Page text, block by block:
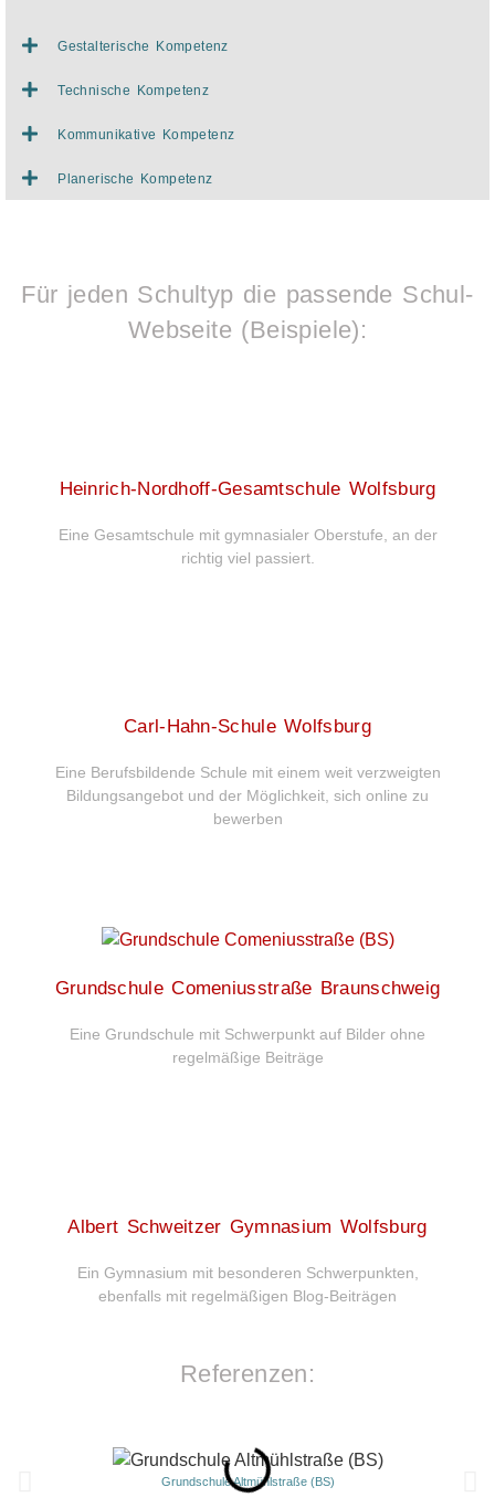
Gestalterische Kompetenz
Technische Kompetenz
Kommunikative Kompetenz
Planerische Kompetenz
Für jeden Schultyp die passende Schul-
Webseite (Beispiele):
Heinrich-Nordhoff-Gesamtschule Wolfsburg
Eine Gesamtschule mit gymnasialer Oberstufe, an der
richtig viel passiert.
Carl-Hahn-Schule Wolfsburg
Eine Berufsbildende Schule mit einem weit verzweigten
Bildungsangebot und der Möglichkeit, sich online zu
bewerben
Grundschule Comeniusstraße Braunschweig
Eine Grundschule mit Schwerpunkt auf Bilder ohne
regelmäßige Beiträge
Albert Schweitzer Gymnasium Wolfsburg
Ein Gymnasium mit besonderen Schwerpunkten,
ebenfalls mit regelmäßigen Blog-Beiträgen
Referenzen:
Grundschule Altmühlstraße (BS)